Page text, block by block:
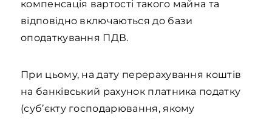
компенсація вартості такого майна та
відповідно включаються до бази
оподаткування ПДВ.
При цьому, на дату перерахування коштів
на банківський рахунок платника податку
(суб’єкту господарювання, якому